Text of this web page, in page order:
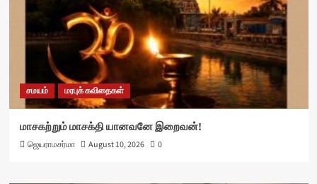
சமயம் மரபுக் கவிதைகள்
மாசகற்றும் மாசக்தி யானவனே இறைவன்!
ஜெயராமசர்மா August 10, 2026 0